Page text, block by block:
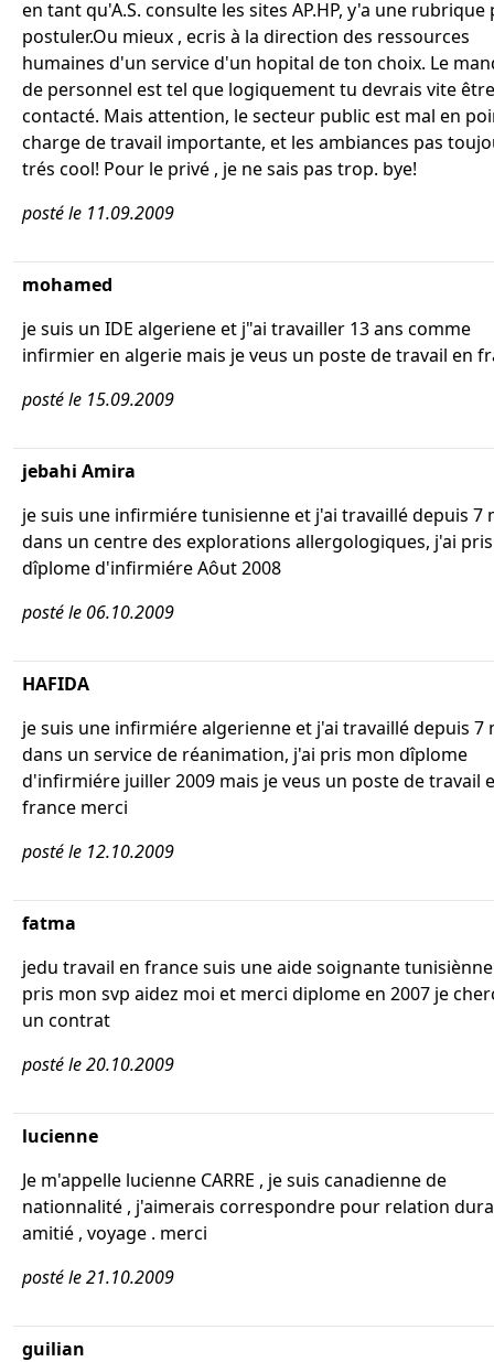
en tant qu'A.S. consulte les sites AP.HP, y'a une rubrique
postuler.Ou mieux , ecris à la direction des ressources
humaines d'un service d'un hopital de ton choix. Le
de personnel est tel que logiquement tu devrais vite être
contacté. Mais attention, le secteur public est mal en
charge de travail importante, et les ambiances pas
trés cool! Pour le privé , je ne sais pas trop. bye!
posté le 11.09.2009
mohamed
je suis un IDE algeriene et j"ai travailler 13 ans comme
infirmier en algerie mais je veus un poste de travail en
posté le 15.09.2009
jebahi Amira
je suis une infirmiére tunisienne et j'ai travaillé depuis 7
dans un centre des explorations allergologiques, j'ai
dîplome d'infirmiére Aôut 2008
posté le 06.10.2009
HAFIDA
je suis une infirmiére algerienne et j'ai travaillé depuis 7
dans un service de réanimation, j'ai pris mon dîplome
d'infirmiére juiller 2009 mais je veus un poste de travail
france merci
posté le 12.10.2009
fatma
jedu travail en france suis une aide soignante
pris mon svp aidez moi et merci diplome en 2007 je
un contrat
posté le 20.10.2009
lucienne
Je m'appelle lucienne CARRE , je suis canadienne de
nationnalité , j'aimerais correspondre pour relation
amitié , voyage . merci
posté le 21.10.2009
guilian